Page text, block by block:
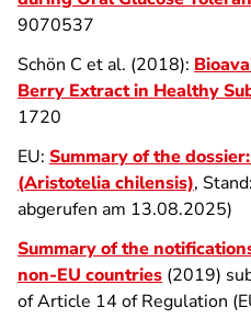
9070537
Schön C et al. (2018):
Berry Extract in Healthy
1720
EU: Summary of the
(Aristotelia chilensis),
abgerufen am 13.08.2025)
Summary of the
non-EU countries (2019)
of Article 14 of Regulation